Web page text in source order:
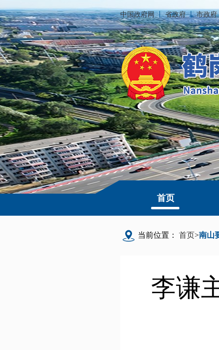
中国政府网丨省政府丨市政府
首页
当前位置： 首页>南山
李谦